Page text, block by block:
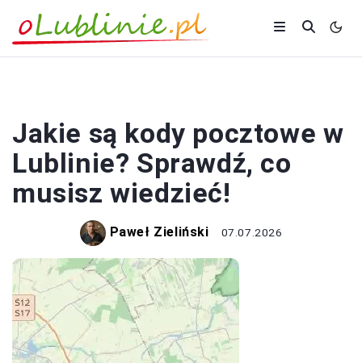
Jakie są kody pocztowe w
Lublinie? Sprawdź, co
musisz wiedzieć!
Paweł Zieliński 07.07.2026